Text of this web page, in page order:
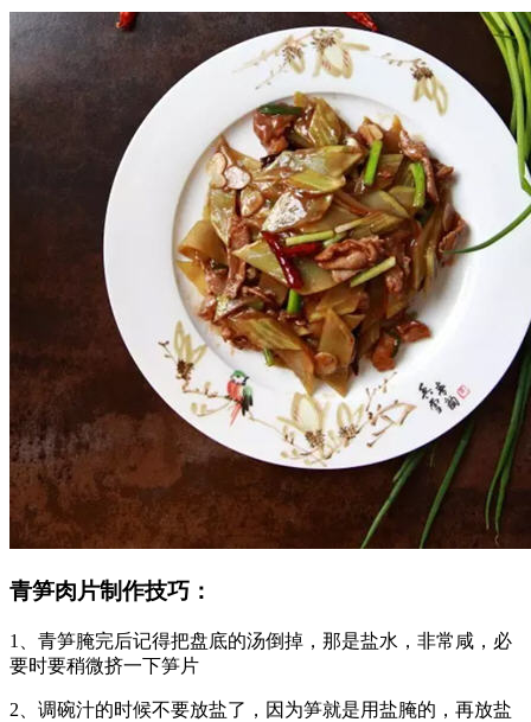
青笋肉片制作技巧：
1、青笋腌完后记得把盘底的汤倒掉，那是盐水，非常咸，必
要时要稍微挤一下笋片
2、调碗汁的时候不要放盐了，因为笋就是用盐腌的，再放盐